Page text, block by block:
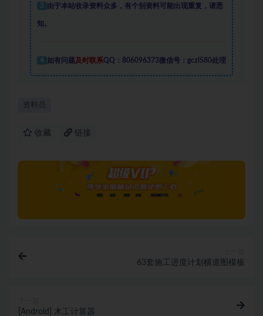
3 由于本站收录资料众多，有个别资料可能出现重复，请悉
知。
4 如有问题及时联系QQ：806096373微信号：gczl580处理
资料员
收藏 链接
63套施工进度计划横道图模板
[Android] 木工计算器